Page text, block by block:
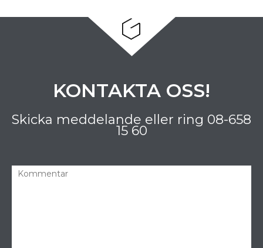
KONTAKTA OSS!
Skicka meddelande eller ring 08-658
15 60